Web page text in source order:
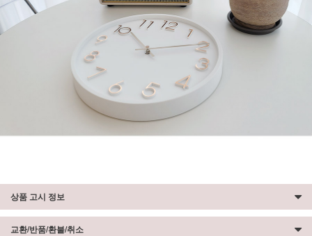
상품 고시 정보
교환/반품/환불/취소